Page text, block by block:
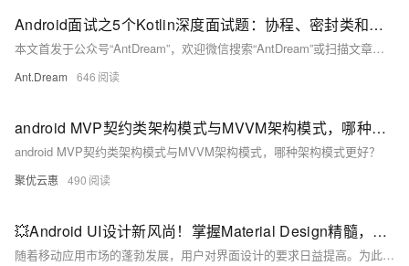
Android面试之5个Kotlin深度面试题：协程、密封类和高阶函数
本文首发于公众号“AntDream”，欢迎微信搜索“AntDream”或扫描文章底部二维码关注，和我一起每天进步一点点。文章详细解析了Kotlin中的协程、扩展函数、高阶函数、密封类及`inline`和`reified`关键字在Android开发中的应用，帮助读者更好地理解和使用这些特性。
Ant.Dream 646
android MVP契约类架构模式与MVVM架构模式，哪种架构模式更好？
android MVP契约类架构模式与MVVM架构模式，哪种架构模式更好？
聚优云惠 490
💥Android UI设计新风尚！掌握Material Design精髓，让你的界面颜值爆表！🎨
随着移动应用市场的蓬勃发展，用户对界面设计的要求日益提高。为此，掌握由Google推出的Material Design设计语言成为提升应用颜值和用户体验的关键。本文将带你深入了解Material Design的核心原则，如真实感、统一性和创新性，并通过丰富的组件库及示例代码，助你轻松打造美观且一致的应用界面。无论是色彩搭配还是动画效果，Material Design都能为你的Android应用增添无限魅力。